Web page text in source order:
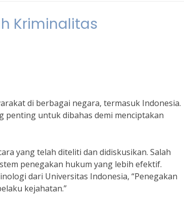
Kriminalitas
di berbagai negara, termasuk Indonesia.
penting untuk dibahas demi menciptakan
yang telah diteliti dan didiskusikan. Salah
penegakan hukum yang lebih efektif.
dari Universitas Indonesia, “Penegakan
kejahatan.”